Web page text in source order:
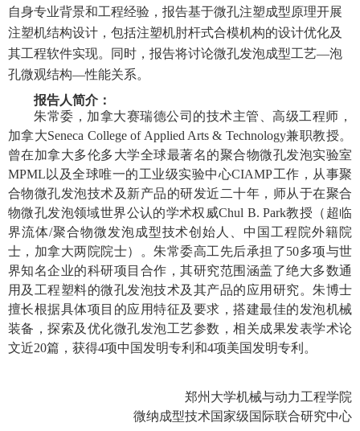
自身专业背景和工程经验，报告基于微孔注塑成型原理开展
注塑机结构设计，包括注塑机肘杆式合模机构的设计优化及
其工程软件实现。同时，报告将讨论微孔发泡成型工艺—泡
孔微观结构—性能关系。
报告人简介：
朱常委，加拿大赛瑞德公司的技术主管、高级工程师，
加拿大Seneca College of Applied Arts & Technology兼职教授。
曾在加拿大多伦多大学全球最著名的聚合物微孔发泡实验室
MPML 以及全球唯一的工业级实验中心CIAMP工作，从事聚
合物微孔发泡技术及新产品的研发近二十年，师从于在聚合
物微孔发泡领域世界公认的学术权威Chul B. Park教授（超临
界流体/聚合物微发泡成型技术创始人、中国工程院外籍院
士，加拿大两院院士）。朱常委高工 先后承担了50多项与世
界知名企业的科研项目合作，其研究范围涵盖了绝大多数通
用及工程塑料的微孔发泡技术及其产品的应用研究。朱博士
擅长根据具体项目的应用特征及要求，搭建最佳的发泡机械
装备，探索及优化微孔发泡工艺参数，相关成果发表学术论
文近20篇，获得4项中国发明专利和4项美国发明专利。
郑州大学机械与动力工程学院
微纳成型技术国家级国际联合研究中心